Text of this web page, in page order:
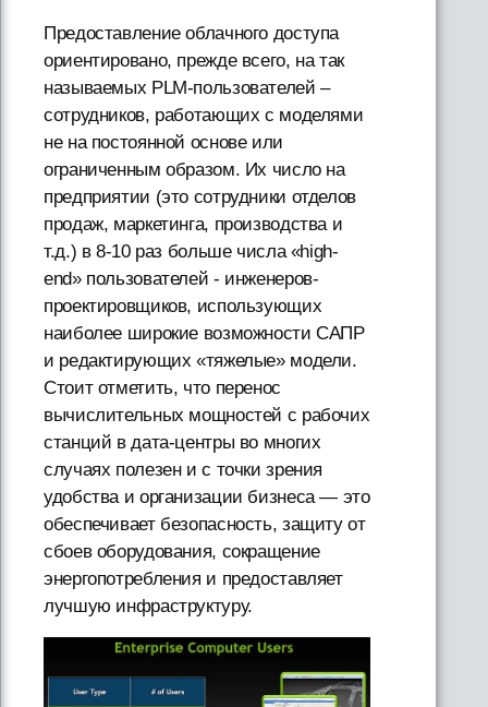
Предоставление облачного доступа
ориентировано, прежде всего, на так
называемых PLM-пользователей –
сотрудников, работающих с моделями
не на постоянной основе или
ограниченным образом. Их число на
предприятии (это сотрудники отделов
продаж, маркетинга, производства и
т.д.) в 8-10 раз больше числа «high-
end» пользователей - инженеров-
проектировщиков, использующих
наиболее широкие возможности САПР
и редактирующих «тяжелые» модели.
Стоит отметить, что перенос
вычислительных мощностей с рабочих
станций в дата-центры во многих
случаях полезен и с точки зрения
удобства и организации бизнеса — это
обеспечивает безопасность, защиту от
сбоев оборудования, сокращение
энергопотребления и предоставляет
лучшую инфраструктуру.